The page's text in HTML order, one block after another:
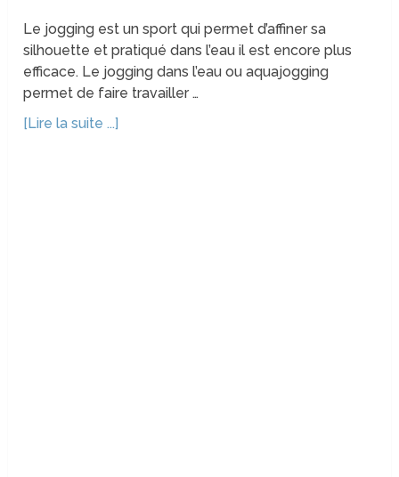
Le jogging est un sport qui permet d’affiner sa
silhouette et pratiqué dans l’eau il est encore plus
efficace. Le jogging dans l’eau ou aquajogging
permet de faire travailler …
[Lire la suite ...]